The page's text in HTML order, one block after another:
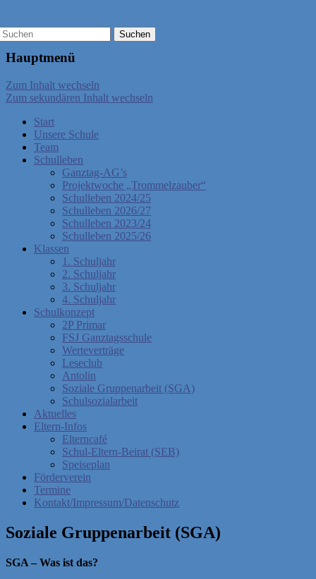
Hauptmenü
Zum Inhalt wechseln
Zum sekundären Inhalt wechseln
Start
Unsere Schule
Team
Schulleben
Ganztag-AG’s
Projektwoche „Trommelzauber“
Schulleben 2024/25
Schulleben 2026/27
Schulleben 2023/24
Schulleben 2025/26
Klassen
1. Schuljahr
2. Schuljahr
3. Schuljahr
4. Schuljahr
Schulkonzept
2P Primar
FSJ Ganztagsschule
Werteverträge
Leseclub
Antolin
Soziale Gruppenarbeit (SGA)
Schulsozialarbeit
Aktuelles
Eltern-Infos
Elterncafé
Schul-Eltern-Beirat (SEB)
Speiseplan
Förderverein
Termine
Kontakt/Impressum/Datenschutz
Soziale Gruppenarbeit (SGA)
SGA – Was ist das?